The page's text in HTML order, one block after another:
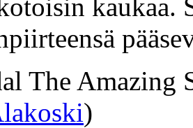
The Amazing
)